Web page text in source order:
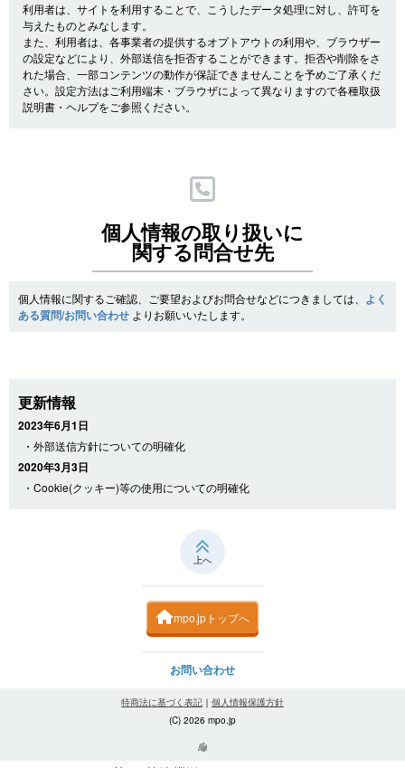
利用者は、サイトを利用することで、こうしたデータ処理に対し、許可を
与えたものとみなします。
また、利用者は、各事業者の提供するオプトアウトの利用や、ブラウザー
の設定などにより、外部送信を拒否することができます。拒否や削除をさ
れた場合、一部コンテンツの動作が保証できませんことを予めご了承くだ
さい。設定方法はご利用端末・ブラウザによって異なりますので各種取扱
説明書・ヘルプをご参照ください。
個人情報の取り扱いに
関する問合せ先
個人情報に関するご確認、ご要望およびお問合せなどにつきましては、 よく
ある質問/お問い合わせよりお願いいたします。
更新情報
2023年6月1日
・外部送信方針についての明確化
2020年3月3日
・Cookie(クッキー)等の使用についての明確化
上へ
mpo.jpトップへ
お問い合わせ
特商法に基づく表記 ｜ 個人情報保護方針
(C) 2026 mpo.jp